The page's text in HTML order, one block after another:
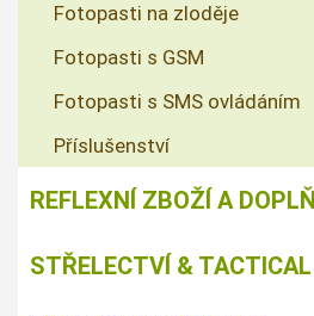
Fotopasti na zloděje
Fotopasti s GSM
Fotopasti s SMS ovládáním
Příslušenství
REFLEXNÍ ZBOŽÍ A
STŘELECTVÍ & TACTICAL